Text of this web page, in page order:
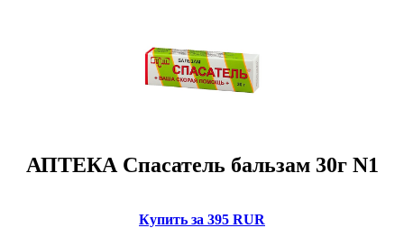
АПТЕКА Спасатель бальзам 30г N1
Купить за 395 RUR